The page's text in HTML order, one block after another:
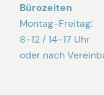
Bürozeiten
Montag-Freitag:
8-12 / 14-17 Uhr
oder nach